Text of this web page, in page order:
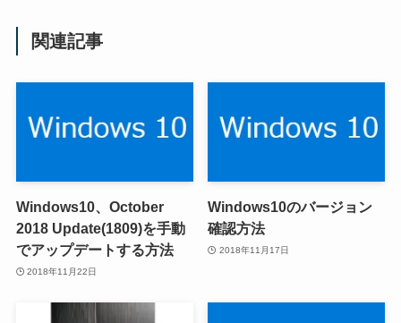
関連記事
Windows10、October
2018 Update(1809)を手動
でアップデートする方法
2018年11月22日
Windows10のバージョン
確認方法
2018年11月17日